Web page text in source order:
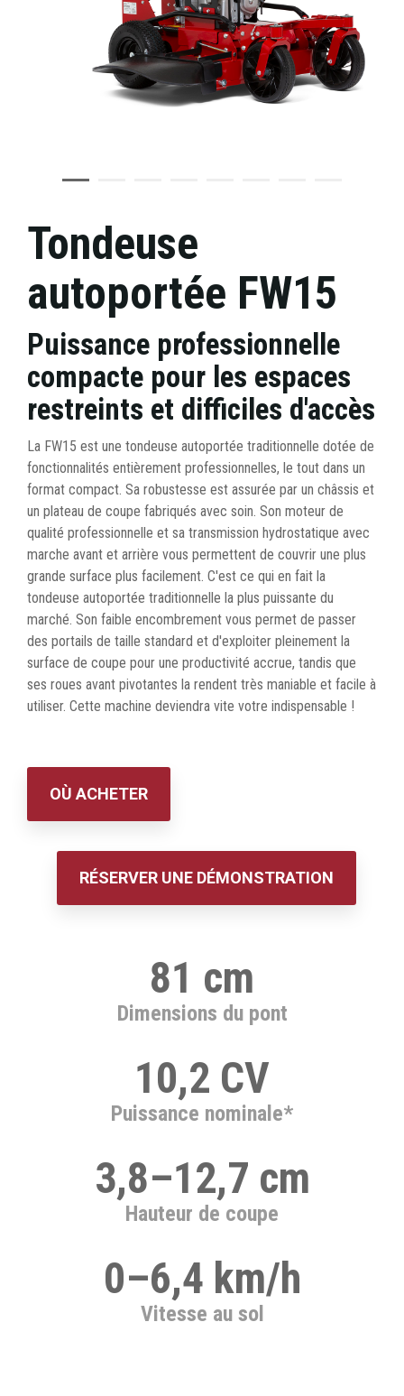
Tondeuse
autoportée FW15
Puissance professionnelle
compacte pour les espaces
restreints et difficiles d'accès
La FW15 est une tondeuse autoportée traditionnelle dotée de
fonctionnalités entièrement professionnelles, le tout dans un
format compact. Sa robustesse est assurée par un châssis et
un plateau de coupe fabriqués avec soin. Son moteur de
qualité professionnelle et sa transmission hydrostatique avec
marche avant et arrière vous permettent de couvrir une plus
grande surface plus facilement. C'est ce qui en fait la
tondeuse autoportée traditionnelle la plus puissante du
marché. Son faible encombrement vous permet de passer
des portails de taille standard et d'exploiter pleinement la
surface de coupe pour une productivité accrue, tandis que
ses roues avant pivotantes la rendent très maniable et facile à
utiliser. Cette machine deviendra vite votre indispensable !
OÙ ACHETER
RÉSERVER UNE DÉMONSTRATION
Dimensions du pont
81 cm
Puissance nominale*
10,2 CV
Hauteur de coupe
3,8–12,7 cm
Vitesse au sol
0–6,4 km/h